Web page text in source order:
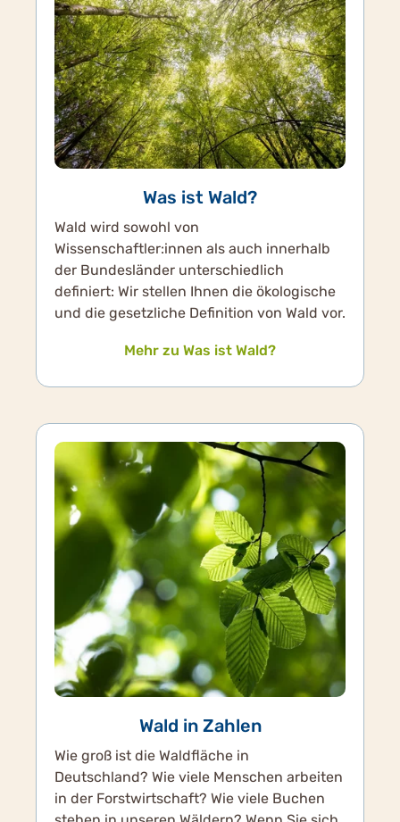
Was ist Wald?
Wald wird sowohl von
Wissenschaftler:innen als auch innerhalb
der Bundesländer unterschiedlich
definiert: Wir stellen Ihnen die ökologische
und die gesetzliche Definition von Wald vor.
Mehr zu Was ist Wald?
Wald in Zahlen
Wie groß ist die Waldfläche in
Deutschland? Wie viele Menschen arbeiten
in der Forstwirtschaft? Wie viele Buchen